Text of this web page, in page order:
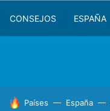
CONSEJOS ESPAÑA
HOY SE HABLA DE
Países España